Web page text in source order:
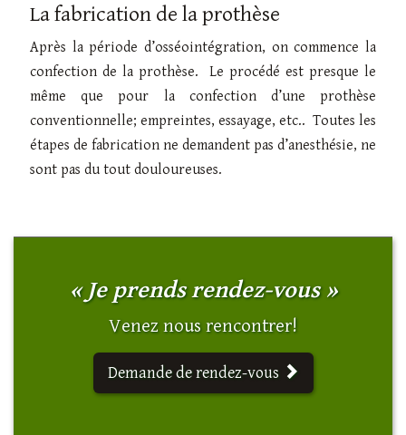
La fabrication de la prothèse
Après la période d’osséointégration, on commence la
confection de la prothèse. Le procédé est presque le
même que pour la confection d’une prothèse
conventionnelle; empreintes, essayage, etc.. Toutes les
étapes de fabrication ne demandent pas d’anesthésie, ne
sont pas du tout douloureuses.
« Je prends rendez-vous »
Venez nous rencontrer!
Demande de rendez-vous